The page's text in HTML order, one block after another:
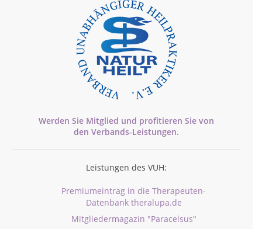
Werden Sie Mitglied und profitieren Sie von
den Verbands-Leistungen.
Leistungen des VUH:
Premiumeintrag in die Therapeuten-
Datenbank theralupa.de
Mitgliedermagazin "Paracelsus"